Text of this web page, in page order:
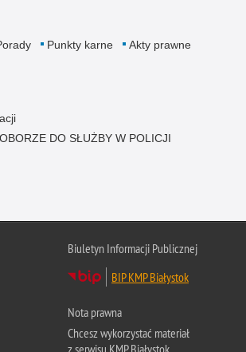
Punkty karne Akty prawne
DO SŁUŻBY W POLICJI
Biuletyn Informacji Publicznej
BIP KMP Białystok
Nota prawna
Chcesz wykorzystać materiał
z serwisu KMP Białystok.